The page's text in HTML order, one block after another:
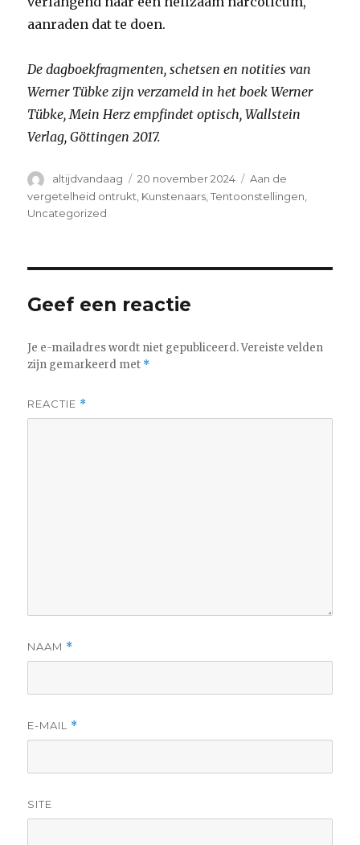
aanraden dat te doen.
De dagboekfragmenten, schetsen en notities van
Werner Tübke zijn verzameld in het boek Werner
Tübke, Mein Herz empfindet optisch, Wallstein
Verlag, Göttingen 2017.
Auteur
altijdvandaag
Geplaatst
op
20 november 2024 Categorieën
Aan de
vergetelheid ontrukt Kunstenaars ,Tentoonstellingen
Uncategorized
Geef een reactie
Je e-mailadres wordt niet gepubliceerd. Vereiste velden
zijn gemarkeerd met *
REACTIE *
NAAM *
E-MAIL *
SITE